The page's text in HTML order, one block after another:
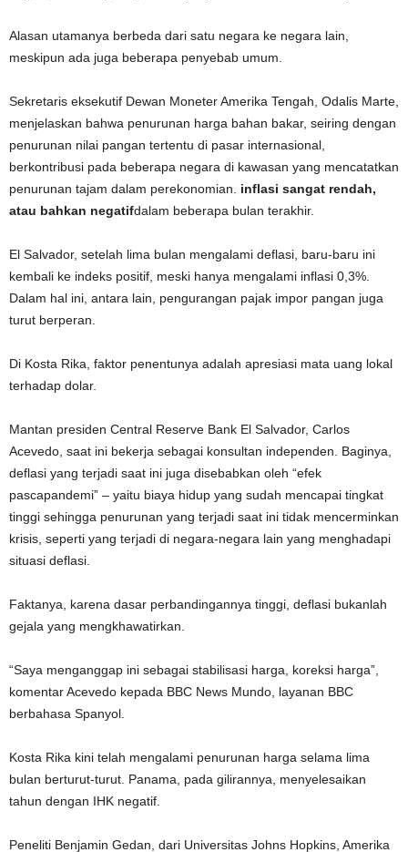
Alasan utamanya berbeda dari satu negara ke negara lain,
meskipun ada juga beberapa penyebab umum.
Sekretaris eksekutif Dewan Moneter Amerika Tengah, Odalis Marte,
menjelaskan bahwa penurunan harga bahan bakar, seiring dengan
penurunan nilai pangan tertentu di pasar internasional,
berkontribusi pada beberapa negara di kawasan yang mencatatkan
penurunan tajam dalam perekonomian. inflasi sangat rendah,
atau bahkan negatifdalam beberapa bulan terakhir.
El Salvador, setelah lima bulan mengalami deflasi, baru-baru ini
kembali ke indeks positif, meski hanya mengalami inflasi 0,3%.
Dalam hal ini, antara lain, pengurangan pajak impor pangan juga
turut berperan.
Di Kosta Rika, faktor penentunya adalah apresiasi mata uang lokal
terhadap dolar.
Mantan presiden Central Reserve Bank El Salvador, Carlos
Acevedo, saat ini bekerja sebagai konsultan independen. Baginya,
deflasi yang terjadi saat ini juga disebabkan oleh “efek
pascapandemi” – yaitu biaya hidup yang sudah mencapai tingkat
tinggi sehingga penurunan yang terjadi saat ini tidak mencerminkan
krisis, seperti yang terjadi di negara-negara lain yang menghadapi
situasi deflasi.
Faktanya, karena dasar perbandingannya tinggi, deflasi bukanlah
gejala yang mengkhawatirkan.
“Saya menganggap ini sebagai stabilisasi harga, koreksi harga”,
komentar Acevedo kepada BBC News Mundo, layanan BBC
berbahasa Spanyol.
Kosta Rika kini telah mengalami penurunan harga selama lima
bulan berturut-turut. Panama, pada gilirannya, menyelesaikan
tahun dengan IHK negatif.
Peneliti Benjamin Gedan, dari Universitas Johns Hopkins, Amerika